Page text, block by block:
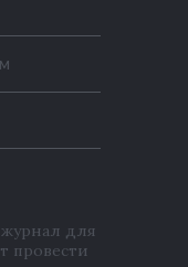
для
провести